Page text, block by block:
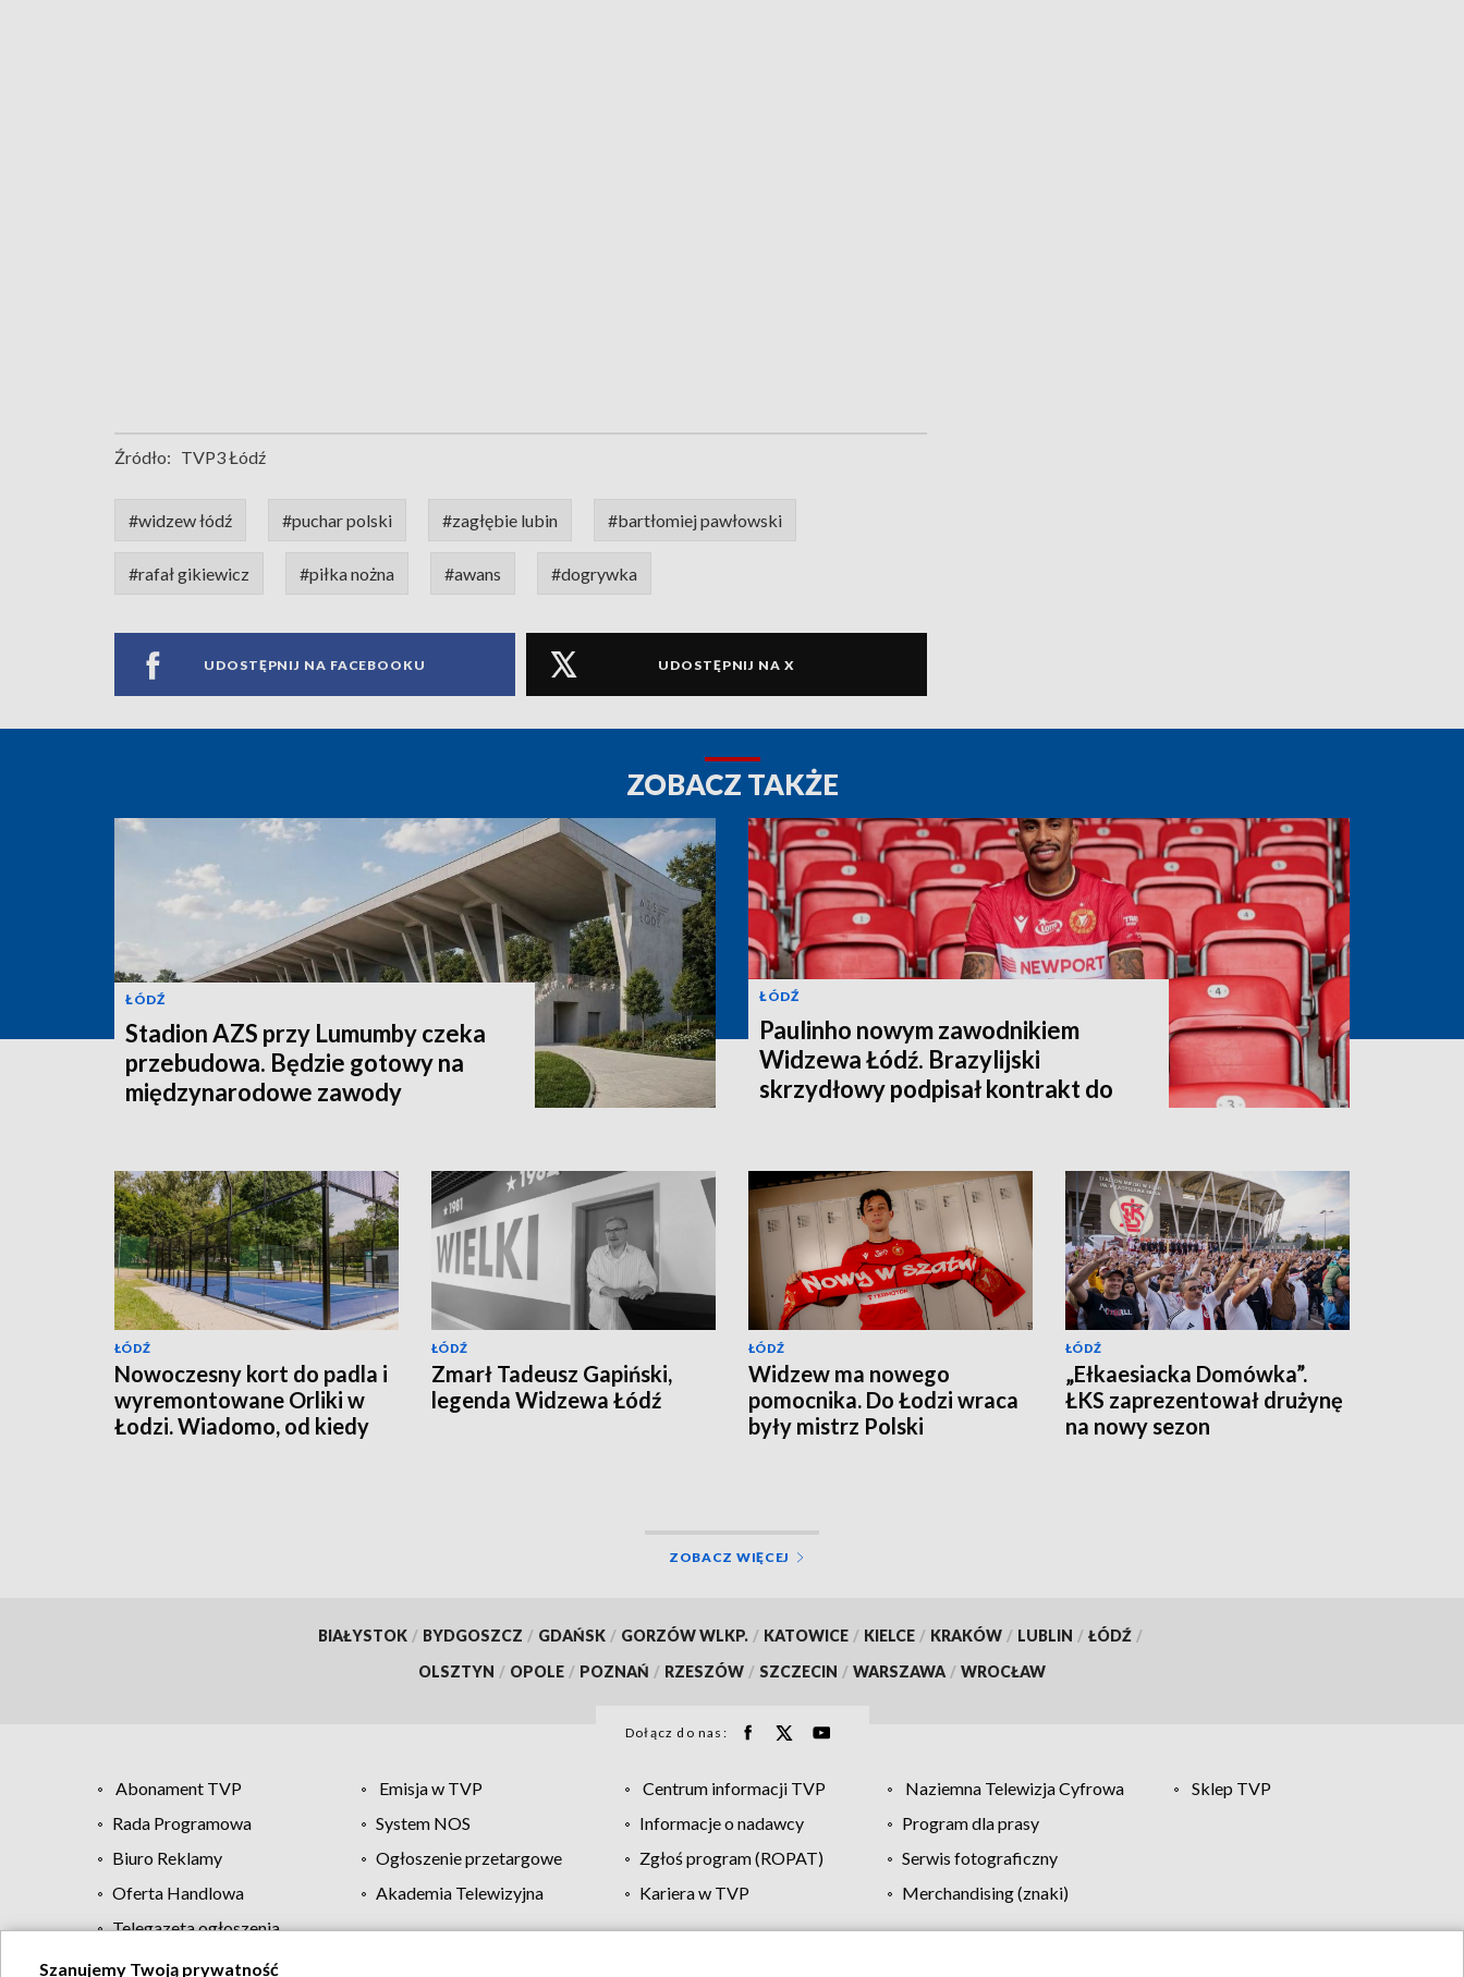
Źródło: TVP3 Łódź
#widzew łódź #puchar polski #zagłębie lubin #bartłomiej pawłowski
#rafał gikiewicz #piłka nożna #awans #dogrywka
UDOSTĘPNIJ NA FACEBOOKU UDOSTĘPNIJ NA X
ZOBACZ TAKŻE
ŁÓDŹ
Stadion AZS przy Lumumby czeka
przebudowa. Będzie gotowy na
międzynarodowe zawody
ŁÓDŹ
Paulinho nowym zawodnikiem
Widzewa Łódź. Brazylijski
skrzydłowy podpisał kontrakt do
ŁÓDŹ
Nowoczesny kort do padla i
wyremontowane Orliki w
Łodzi. Wiadomo, od kiedy
ŁÓDŹ
Zmarł Tadeusz Gapiński,
legenda Widzewa Łódź
ŁÓDŹ
Widzew ma nowego
pomocnika. Do Łodzi wraca
były mistrz Polski
ŁÓDŹ
„Ełkaesiacka Domówka”.
ŁKS zaprezentował drużynę
na nowy sezon
ZOBACZ WIĘCEJ
BIAŁYSTOK / BYDGOSZCZ / GDAŃSK / GORZÓW WLKP. / KATOWICE / KIELCE / KRAKÓW / LUBLIN / ŁÓDŹ /
OLSZTYN / OPOLE / POZNAŃ / RZESZÓW / SZCZECIN / WARSZAWA / WROCŁAW
Dołącz do nas:
Abonament TVP Emisja w TVP Centrum informacji TVP Naziemna Telewizja Cyfrowa
Sklep TVP
Rada Programowa
System NOS Informacje o nadawcy
Program dla prasy
Biuro Reklamy
Ogłoszenie przetargowe Zgłoś program (ROPAT)
Serwis fotograficzny
Oferta Handlowa
Akademia Telewizyjna Kariera w TVP
Merchandising (znaki)
Telegazeta ogłoszenia
Szanujemy Twoją prywatność